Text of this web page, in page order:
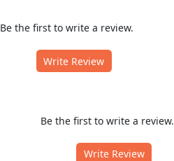
Be the first to write a review.
Write Review
Be the first to write a review.
Write Review